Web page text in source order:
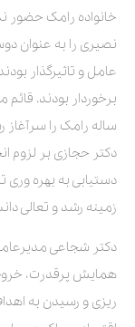
خانواده رامک حضور
نصیری را به عنوان
عامل و تاثیرگذار
ساله رامک را
دکتر حجازی بر لزوم
دستیابی به بهره
زمینه رشد و تعالی
دکتر شجاعی
همایش پرقدرت،
ریزی و رسیدن به